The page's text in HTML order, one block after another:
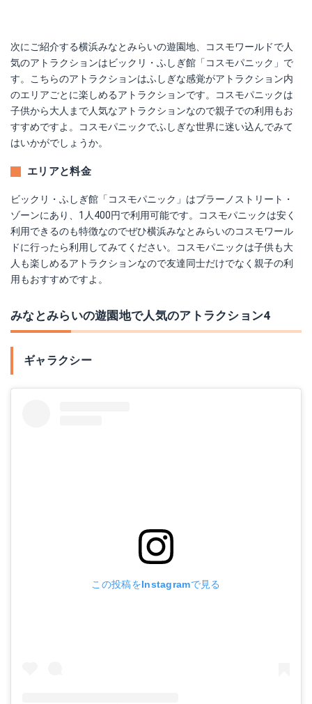
次にご紹介する横浜みなとみらいの遊園地、コスモワールドで人
気のアトラクションはビックリ・ふしぎ館「コスモパニック」で
す。こちらのアトラクションはふしぎな感覚がアトラクション内
のエリアごとに楽しめるアトラクションです。コスモパニックは
子供から大人まで人気なアトラクションなので親子での利用もお
すすめですよ。コスモパニックでふしぎな世界に迷い込んでみて
はいかがでしょうか。
エリアと料金
ビックリ・ふしぎ館「コスモパニック」はブラーノストリート・
ゾーンにあり、1人400円で利用可能です。コスモパニックは安く
利用できるのも特徴なのでぜひ横浜みなとみらいのコスモワール
ドに行ったら利用してみてください。コスモパニックは子供も大
人も楽しめるアトラクションなので友達同士だけでなく親子の利
用もおすすめですよ。
みなとみらいの遊園地で人気のアトラクション4
ギャラクシー
この投稿をInstagramで見る